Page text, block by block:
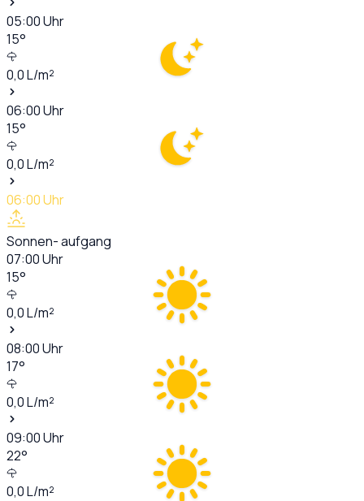
05:00Uhr
15°
0,0L/m²
06:00Uhr
15°
0,0L/m²
06:00Uhr
Sonnen- aufgang
07:00Uhr
15°
0,0L/m²
08:00Uhr
17°
0,0L/m²
09:00Uhr
22°
0,0L/m²